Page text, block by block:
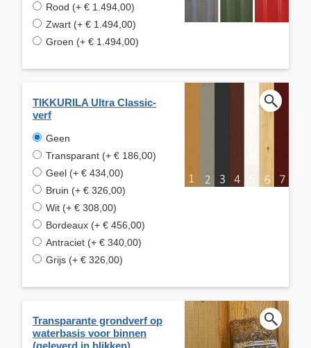
Rood (+ € 1.494,00)
Zwart (+ € 1.494,00)
Groen (+ € 1.494,00)
TIKKURILA Ultra Classic-
verf
Geen
Transparant (+ € 186,00)
Geel (+ € 434,00)
Bruin (+ € 326,00)
Wit (+ € 308,00)
Bordeaux (+ € 456,00)
Antraciet (+ € 340,00)
Grijs (+ € 326,00)
Transparante grondverf op
waterbasis voor binnen
(geleverd in blikken)